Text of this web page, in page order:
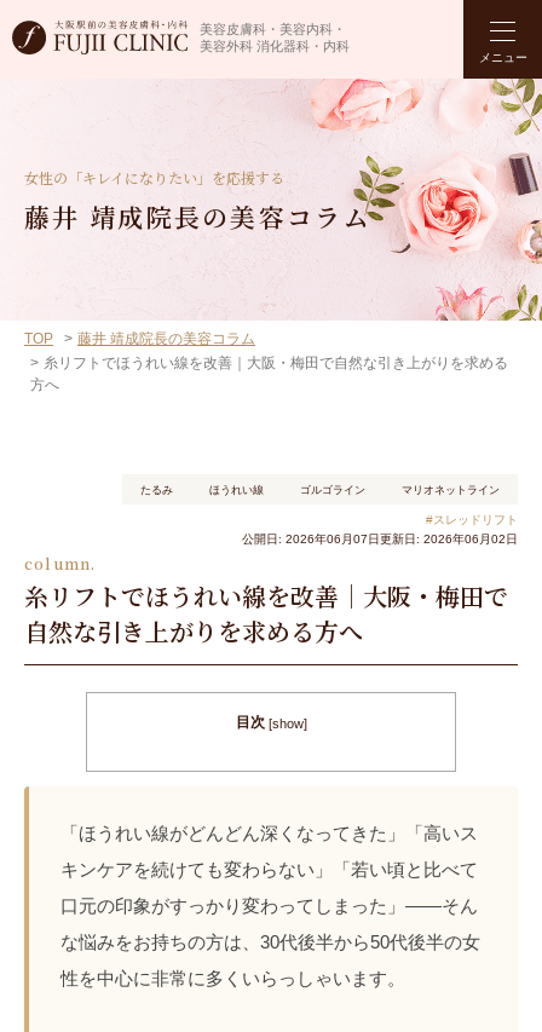
美容皮膚科・美容内科・
美容外科 消化器科・内科
メニュー
女性の「キレイになりたい」を応援する
藤井 靖成院長の美容コラム
TOP
藤井 靖成院長の美容コラム
糸リフトでほうれい線を改善｜大阪・梅田で自然な引き上がりを求める
方へ
たるみ ほうれい線 ゴルゴライン マリオネットライン
#スレッドリフト
公開日: 2026年06月07日更新日: 2026年06月02日
column.
糸リフトでほうれい線を改善｜大阪・梅田で
自然な引き上がりを求める方へ
目次 [show]
「ほうれい線がどんどん深くなってきた」「高いス
キンケアを続けても変わらない」「若い頃と比べて
口元の印象がすっかり変わってしまった」——そん
な悩みをお持ちの方は、30代後半から50代後半の女
性を中心に非常に多くいらっしゃいます。